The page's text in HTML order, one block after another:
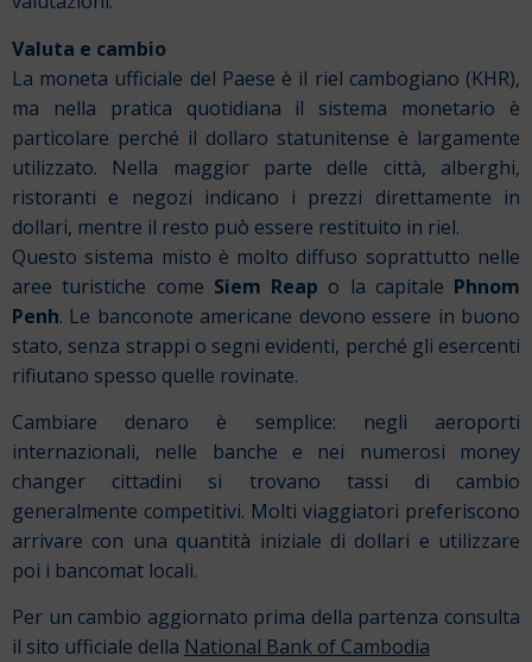
Valuta e cambio
La moneta ufficiale del Paese è il riel cambogiano (KHR),
ma nella pratica quotidiana il sistema monetario è
particolare perché il dollaro statunitense è largamente
utilizzato. Nella maggior parte delle città, alberghi,
ristoranti e negozi indicano i prezzi direttamente in
dollari, mentre il resto può essere restituito in riel.
Questo sistema misto è molto diffuso soprattutto nelle
aree turistiche come Siem Reap o la capitale Phnom
Penh. Le banconote americane devono essere in buono
stato, senza strappi o segni evidenti, perché gli esercenti
rifiutano spesso quelle rovinate.
Cambiare denaro è semplice: negli aeroporti
internazionali, nelle banche e nei numerosi money
changer cittadini si trovano tassi di cambio
generalmente competitivi. Molti viaggiatori preferiscono
arrivare con una quantità iniziale di dollari e utilizzare
poi i bancomat locali.
Per un cambio aggiornato prima della partenza consulta
il sito ufficiale della National Bank of Cambodia